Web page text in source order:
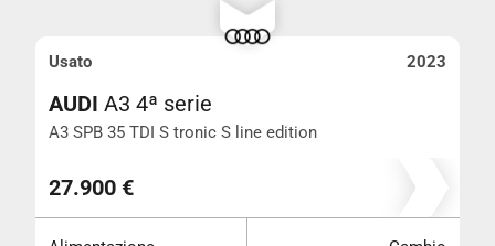
Usato 2023
AUDI A3 4ª serie
A3 SPB 35 TDI S tronic S line edition
Km 69.380
27.900 €